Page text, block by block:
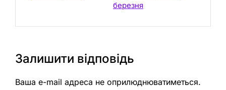
березня
Залишити відповідь
Ваша e-mail адреса не оприлюднюватиметься.